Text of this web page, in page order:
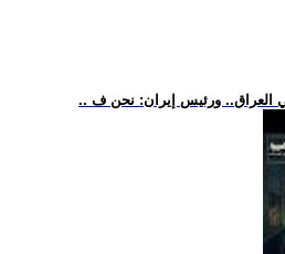
العراق.. ورئيس إيران: نحن ف